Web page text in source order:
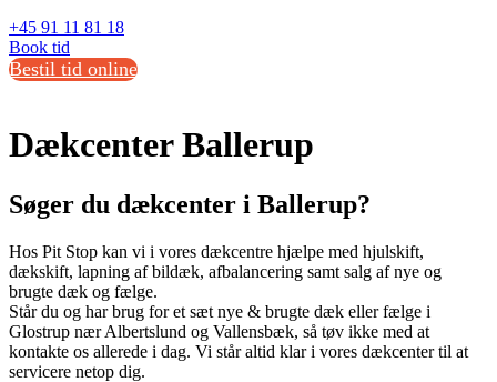
+45 91 11 81 18
Book tid
Bestil tid online
Dækcenter Ballerup
Søger du dækcenter i Ballerup?
Hos Pit Stop kan vi i vores dækcentre hjælpe med hjulskift,
dækskift, lapning af bildæk, afbalancering samt salg af nye og
brugte dæk og fælge.
Står du og har brug for et sæt nye & brugte dæk eller fælge i
Glostrup nær Albertslund og Vallensbæk, så tøv ikke med at
kontakte os allerede i dag. Vi står altid klar i vores dækcenter til at
servicere netop dig.